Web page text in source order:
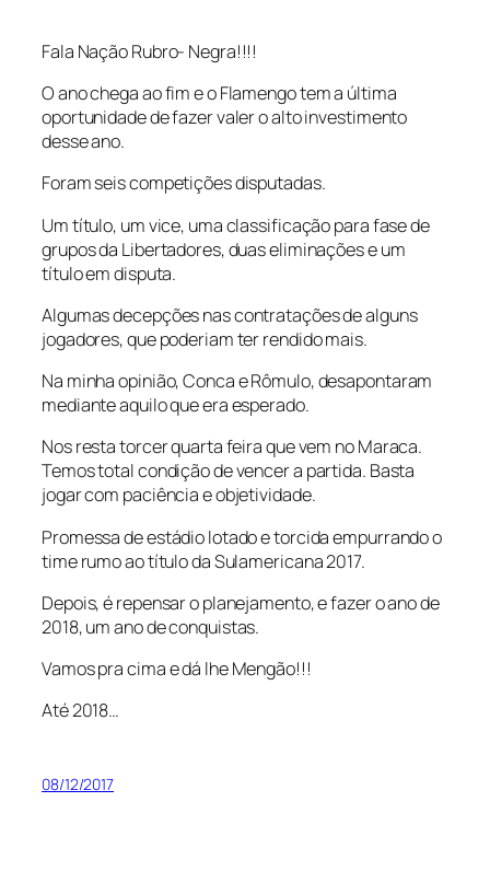
Fala Nação Rubro- Negra!!!!
O ano chega ao fim e o Flamengo tem a última
oportunidade de fazer valer o alto investimento
desse ano.
Foram seis competições disputadas.
Um título, um vice, uma classificação para fase de
grupos da Libertadores, duas eliminações e um
título em disputa.
Algumas decepções nas contratações de alguns
jogadores, que poderiam ter rendido mais.
Na minha opinião, Conca e Rômulo, desapontaram
mediante aquilo que era esperado.
Nos resta torcer quarta feira que vem no Maraca.
Temos total condição de vencer a partida. Basta
jogar com paciência e objetividade.
Promessa de estádio lotado e torcida empurrando o
time rumo ao título da Sulamericana 2017.
Depois, é repensar o planejamento, e fazer o ano de
2018, um ano de conquistas.
Vamos pra cima e dá lhe Mengão!!!
Até 2018…
08/12/2017